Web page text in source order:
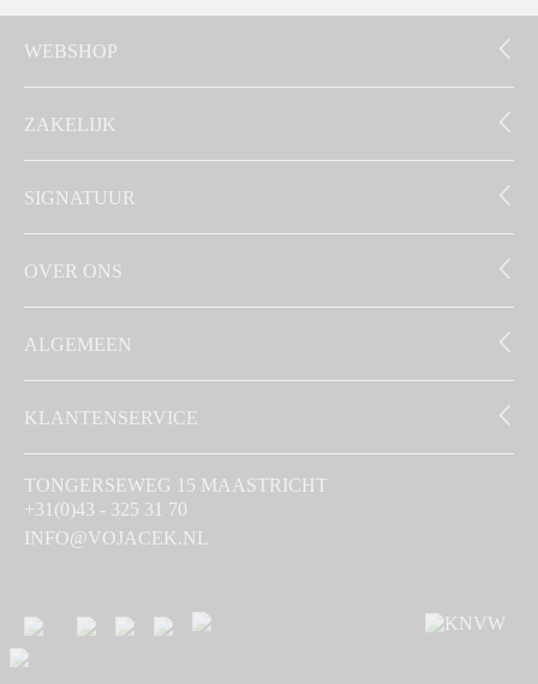
WEBSHOP
ZAKELIJK
SIGNATUUR
OVER ONS
ALGEMEEN
KLANTENSERVICE
TONGERSEWEG 15 MAASTRICHT
+31(0)43 - 325 31 70
INFO@VOJACEK.NL